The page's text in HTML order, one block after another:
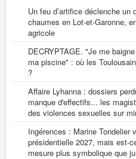
Un feu d’artifice déclenche
chaumes en Lot-et-Garonne,
agricole
DECRYPTAGE. "Je me
ma piscine" : où les
?
Affaire Lyhanna : dossiers
manque d'effectifs... les
des violences sexuelles sur
Ingérences : Marine Tondelier
présidentielle 2027, mais est-
mesure plus symbolique que